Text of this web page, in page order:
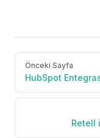
Pager
Önceki Sayfa
HubSpot
Retell